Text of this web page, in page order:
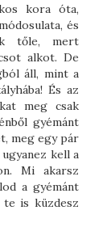
kora óta,
és
tőle, mert
alkot. De
áll, mint a
És az
meg csak
gyémánt
meg egy pár
kell a
Mi akarsz
a gyémánt
te is küzdesz